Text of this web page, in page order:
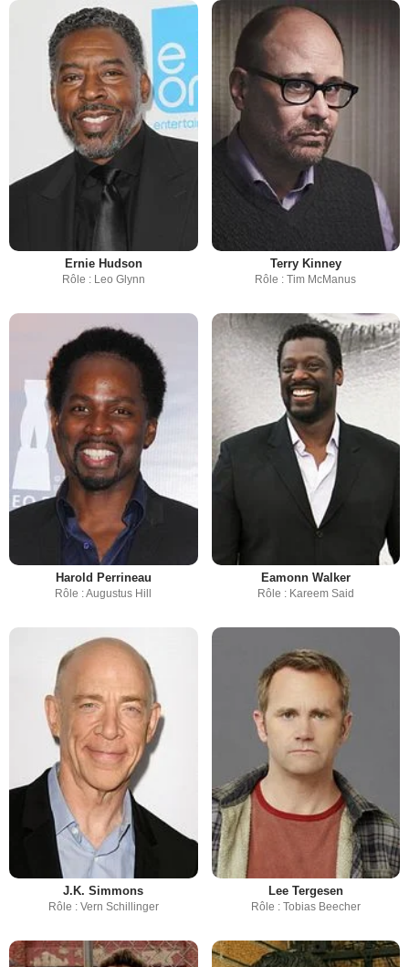
Ernie Hudson
Rôle : Leo Glynn
Terry Kinney
Rôle : Tim McManus
Harold Perrineau
Rôle : Augustus Hill
Eamonn Walker
Rôle : Kareem Said
J.K. Simmons
Rôle : Vern Schillinger
Lee Tergesen
Rôle : Tobias Beecher